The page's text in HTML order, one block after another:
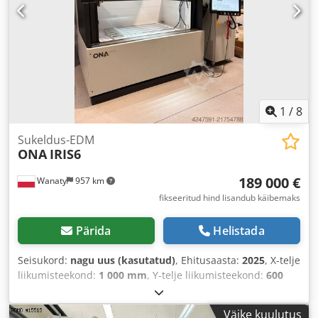
1 /8
Wanaty 957 km
Sukeldus-EDM
ONA IRIS6
189 000 €
fikseeritud hind lisandub käibemaks
Pärida Helistada
Seisukord: nagu uus (kasutatud), Ehitusaasta: 2025, X-telje
liikumisteekond: 1 000 mm, Y-telje liikumisteekond: 600
, Z-telje liikumisteekond:500 mm
laua pikkus:1 200 mm,
Väike kuulutus